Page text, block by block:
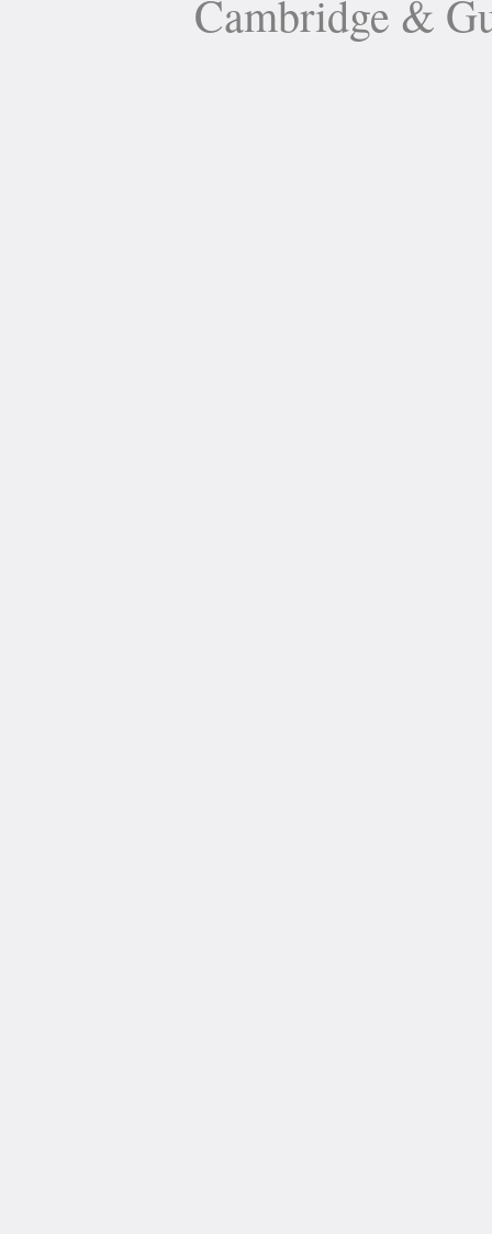
Cambridge &